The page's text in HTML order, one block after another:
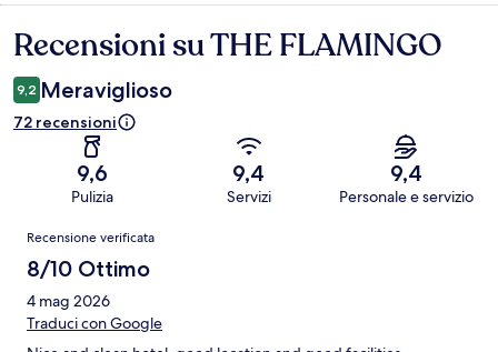
Recensioni
Recensioni su THE FLAMINGO
9,2 Meraviglioso
72 recensioni
9,6
Pulizia
9,4
Servizi
9,4
Personale e servizio
Recensioni
Recensione verificata
8/10 Ottimo
4 mag 2026
Traduci con Google